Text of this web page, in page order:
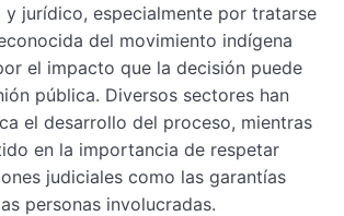
jurídico, especialmente por tratarse
del movimiento indígena
el impacto que la decisión puede
pública. Diversos sectores han
el desarrollo del proceso, mientras
en la importancia de respetar
judiciales como las garantías
personas involucradas.